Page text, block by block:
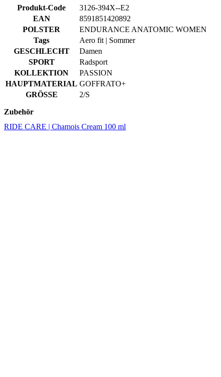
GESCHLECHT
Damen
SPORT
Radsport
KOLLEKTION
PASSION
HAUPTMATERIAL
GOFFRATO+
GRÖSSE
2/S
Zubehör
RIDE CARE | Chamois Cream 100 ml